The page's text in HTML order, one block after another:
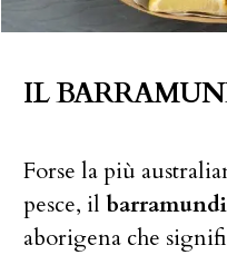
IL
Forse la più
pesce, il barramundi
aborigena che